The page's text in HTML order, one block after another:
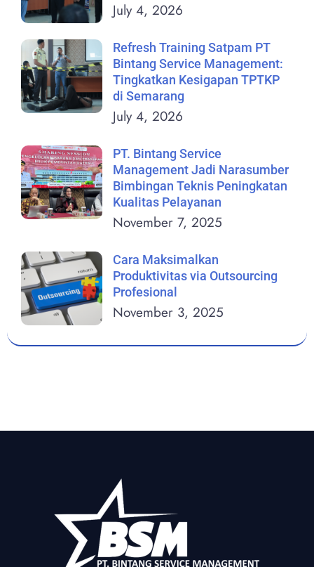
July 4, 2026
Refresh Training Satpam PT
Bintang Service Management:
Tingkatkan Kesigapan TPTKP
di Semarang
July 4, 2026
PT. Bintang Service
Management Jadi Narasumber
Bimbingan Teknis Peningkatan
Kualitas Pelayanan
November 7, 2025
Cara Maksimalkan
Produktivitas via Outsourcing
Profesional
November 3, 2025